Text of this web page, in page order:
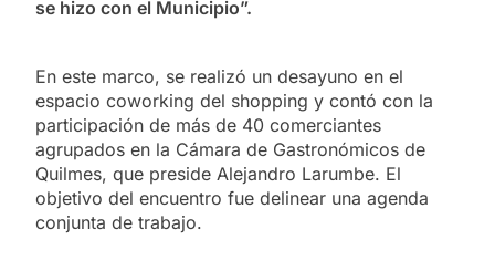
se hizo con el Municipio”.
En este marco, se realizó un desayuno en el
espacio coworking del shopping y contó con la
participación de más de 40 comerciantes
agrupados en la Cámara de Gastronómicos de
Quilmes, que preside Alejandro Larumbe. El
objetivo del encuentro fue delinear una agenda
conjunta de trabajo.